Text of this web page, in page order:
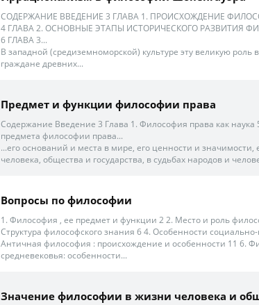
СОДЕРЖАНИЕ ВВЕДЕНИЕ 3 ГЛАВА 1. ПРОИСХОЖДЕНИЕ
4 ГЛАВА 2. ОСНОВНЫЕ ЭТАПЫ ИСТОРИЧЕСКОГО РАЗВИТИЯ
6 ГЛАВА 3...
В западной (средиземноморской) культуре эту великую роль
граждане древних...
Предмет и функции философии права
Содержание Введение 3 Глава 1. Философия права как наука
предмета философии права...
...его оснований и места в мире, его ценности и значимости,
человека, общества и государства, в судьбах народов и
Вопросы по философии
1. Философия , ее предмет и функции 2 2. Место и роль
Структура философского знания 6 4. Особенности
Античная философия : происхождение и особенности 11 6.
средневековья: особенности...
Значение философии в жизни человека и